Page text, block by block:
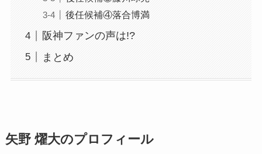
後任候補④落合博満
阪神ファンの声は!?
まとめ
矢野 燿大のプロフィール